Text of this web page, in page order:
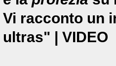
Vi racconto un
ultras" | VIDEO